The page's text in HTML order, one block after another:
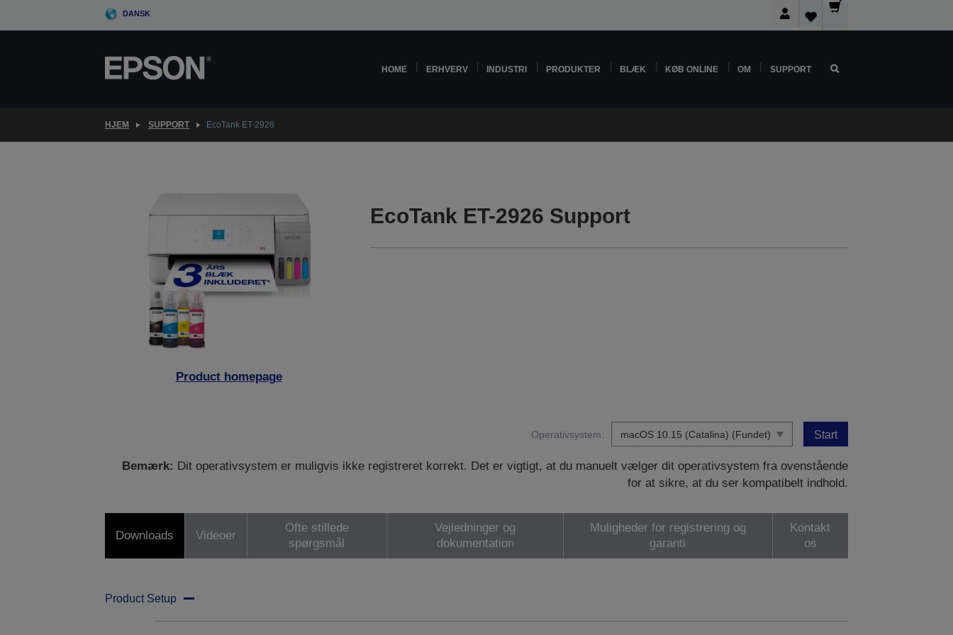
DANSK
HOME ERHVERV INDUSTRI PRODUKTER BLÆK KØB ONLINE OM SUPPORT
HJEM SUPPORT EcoTank ET-2926
Product homepage
EcoTank ET-2926 Support
Operativsystem: Start
Bemærk: Dit operativsystem er muligvis ikke registreret korrekt. Det er vigtigt, at du manuelt vælger dit operativsystem fra ovenstående
for at sikre, at du ser kompatibelt indhold.
Downloads Videoer
Ofte stillede
spørgsmål
Vejledninger og
dokumentation
Muligheder for registrering og
garanti
Kontakt
os
Product Setup